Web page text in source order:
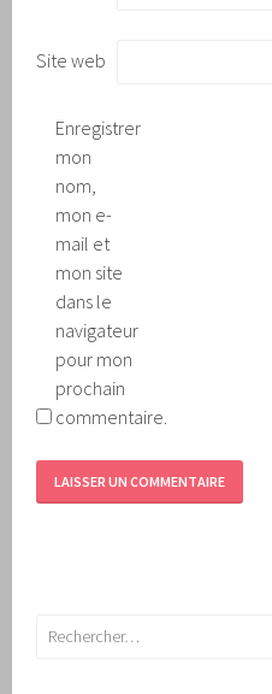
Site web
Enregistrer
mon
nom,
mon e-
mail et
mon site
dans le
navigateur
pour mon
prochain
commentaire.
Rechercher :